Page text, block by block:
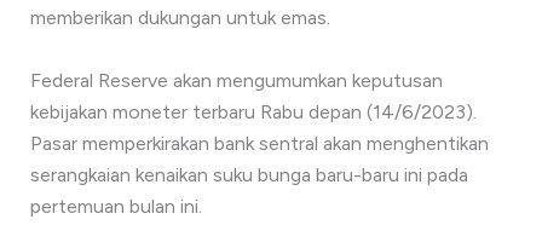
memberikan dukungan untuk emas.
Federal Reserve akan mengumumkan keputusan
kebijakan moneter terbaru Rabu depan (14/6/2023).
Pasar memperkirakan bank sentral akan menghentikan
serangkaian kenaikan suku bunga baru-baru ini pada
pertemuan bulan ini.